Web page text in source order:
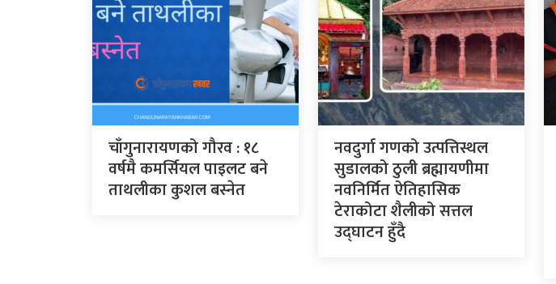
चाँगुनारायणको गौरव : १८
वर्षमै कमर्सियल पाइलट बने
ताथलीका कुशल बस्नेत
नवदुर्गा गणको उत्पत्तिस्थल
सुडालको ठुली ब्रह्मायणीमा
नवनिर्मित ऐतिहासिक
टेराकोटा शैलीको सत्तल
उद्घाटन हुँदै